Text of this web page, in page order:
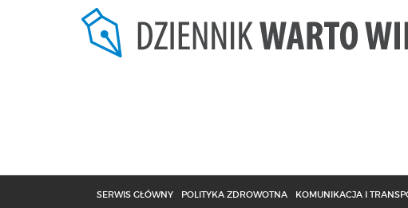
SERWIS GŁÓWNY POLITYKA ZDROWOTNA KOMUNIKACJA I